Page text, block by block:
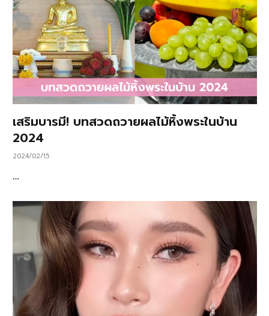
เสริมบารมี! บทสวดถวายผลไม้หิ้งพระในบ้าน
2024
2024/02/15
…